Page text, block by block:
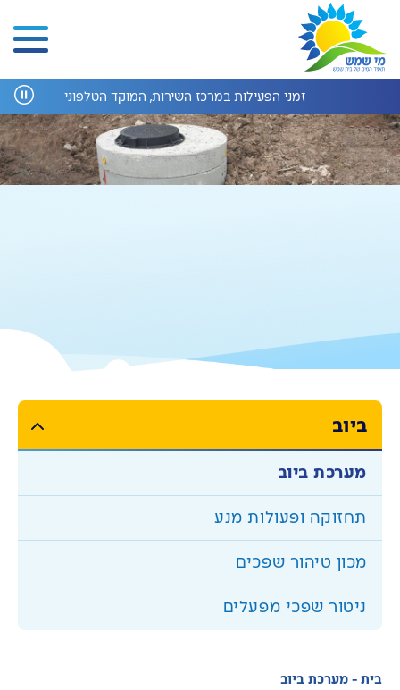
זמני הפעילות במרכז השירות, המוקד הטלפוני ומחלקת
ביוב
מערכת ביוב
תחזוקה ופעולות מנע
מכון טיהור שפכים
ניטור שפכי מפעלים
בית - מערכת ביוב
העוזר הדיגיטלי